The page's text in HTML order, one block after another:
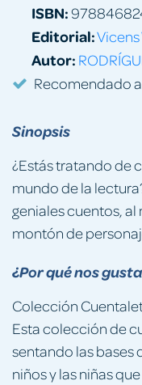
Sinopsis
¿Estás tratando de
mundo de la
geniales cuentos,
montón de
¿Por qué nos
Colección
Esta colección de
sentando las bases
niños y las niñas
ISBN:
Editorial:Vicens
Autor:
Recomendado